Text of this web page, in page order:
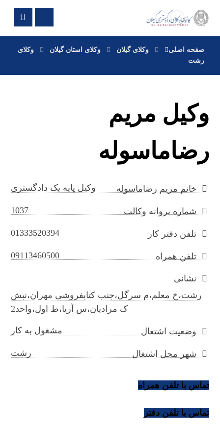
صفحه اصلی وکلای گیلان وکلای استان گیلان
وکلای
رشت
وکیل مریم
رضاماسوله
خانم مریم رضاماسوله وکیل پایه یک دادگستری
شماره پروانه وکالت 1037
تلفن دفتر کار 01333520394
تلفن همراه 09113460500
نشانی
رشت،خ معلم،م سرگل،جنب کتابفروشی مهران،نبش
ک مرادیان،س آریا،ط اول،واحد2
وضعیت اشتغال مشغول به کار
شهر محل اشتغال رشت
تماس با تلفن همراه
تماس با تلفن دفتر